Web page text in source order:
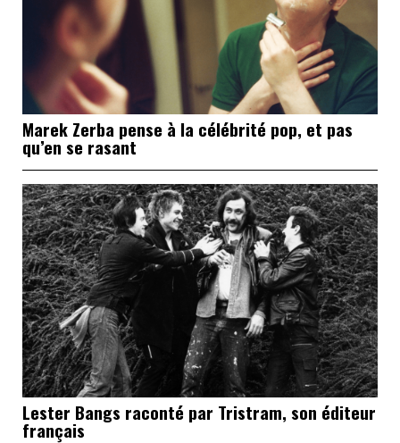
Marek Zerba pense à la célébrité pop, et pas
qu’en se rasant
Lester Bangs raconté par Tristram, son éditeur
français